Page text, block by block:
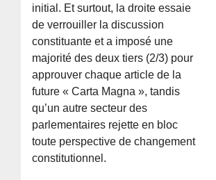
initial. Et surtout, la droite essaie
de verrouiller la discussion
constituante et a imposé une
majorité des deux tiers (2/3) pour
approuver chaque article de la
future « Carta Magna », tandis
qu’un autre secteur des
parlementaires rejette en bloc
toute perspective de changement
constitutionnel.